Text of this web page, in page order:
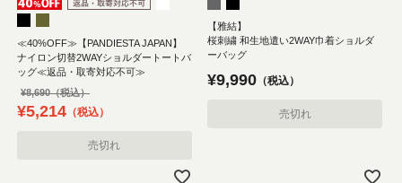
≪40%OFF≫【PANDIESTA JAPAN】
ナイロン切替2WAYショルダートートバ
ッグ≪返品・取寄対応不可≫
¥8,690
¥5,214 税込
売切れ
【雅結】
桜刺繍 和生地遣い2WAY巾着ショルダ
ーバッグ
¥9,990 税込
売切れ